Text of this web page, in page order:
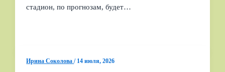
стадион, по прогнозам, будет…
Ирина Соколова/ 14 июля, 2026